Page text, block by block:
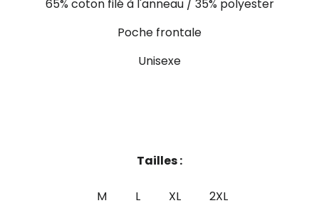
65% coton filé à l'anneau / 35% polyester
Poche frontale
Unisexe
Tailles :
M L XL 2XL